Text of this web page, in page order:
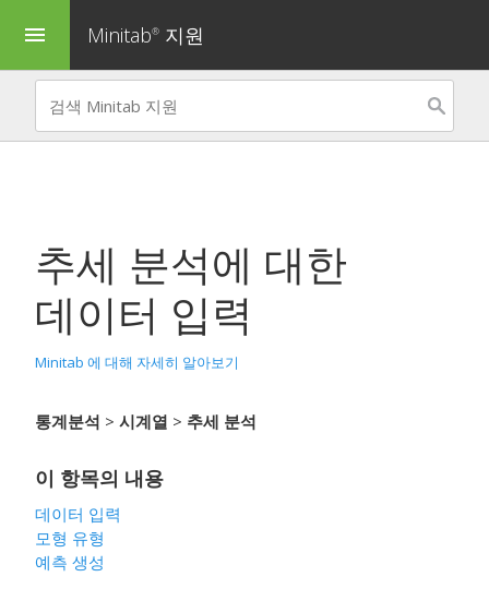
menu Minitab® 지원
추세 분석에 대한
데이터 입력
Minitab 에 대해 자세히 알아보기
통계분석 > 시계열 > 추세 분석
이 항목의 내용
데이터 입력
모형 유형
예측 생성